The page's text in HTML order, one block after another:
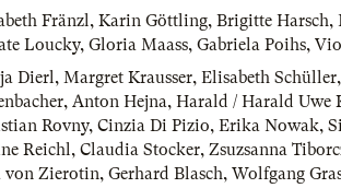
Fränzl, Karin Göttling, Brigitte Harsch,
Loucky, Gloria Maass, Gabriela Poihs,
Dierl, Margret Krausser, Elisabeth Schüller
, Anton Hejna, Harald / Harald Uwe
Rovny, Cinzia Di Pizio, Erika Nowak,
Reichl, Claudia Stocker, Zsuzsanna
von Zierotin, Gerhard Blasch, Wolfgang